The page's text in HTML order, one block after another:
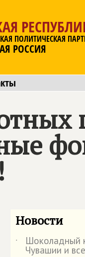
ПОЛИТИЧЕСКАЯ
РОССИЯ
Новости
˙ Шоколадный
Чувашии и